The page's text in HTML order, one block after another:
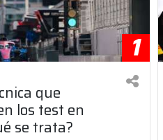
1
que
los test en
se trata?